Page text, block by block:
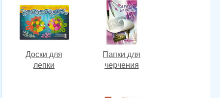
Доски для
лепки
Папки для
черчения